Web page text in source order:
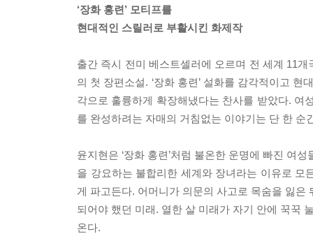
‘장화 홍련’ 모티프를
현대적인 스릴러로 부활시킨 화제작
출간 즉시 전미 베스트셀러에 오르며 전 세계 11
의 첫 장편소설. ‘장화 홍련’ 설화를 감각적이고
각으로 훌륭하게 확장해냈다는 찬사를 받았다. 여
를 완성하려는 자매의 거침없는 이야기는 단 한 순
윤지현은 ‘장화 홍련’처럼 불온한 운명에 빠진 여
을 강요하는 불합리한 세계와 장녀라는 이유로
게 파고든다. 어머니가 의문의 사고로 목숨을 잃
되어야 했던 미래. 열한 살 미래가 자기 안에 꾹꾹
온다.